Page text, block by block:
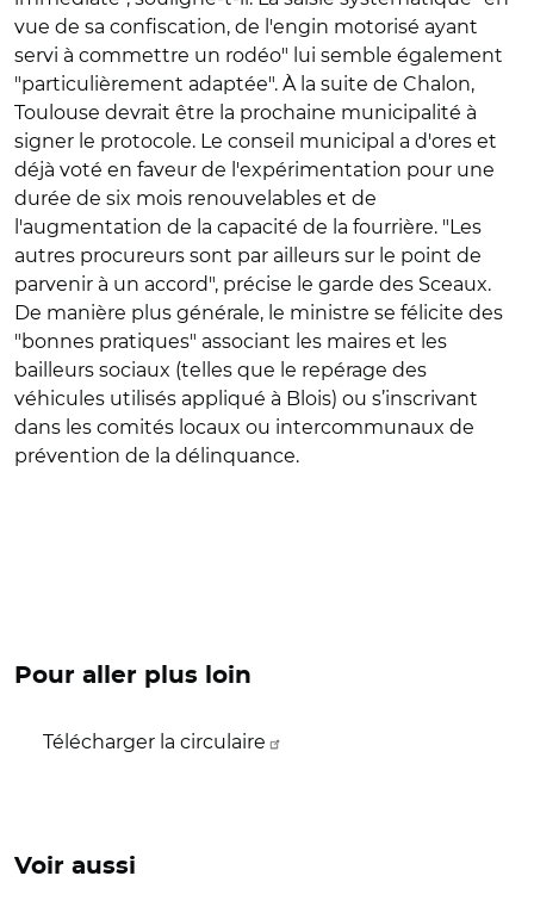
vue de sa confiscation, de l'engin motorisé ayant
servi à commettre un rodéo" lui semble également
"particulièrement adaptée". À la suite de Chalon,
Toulouse devrait être la prochaine municipalité à
signer le protocole. Le conseil municipal a d'ores et
déjà voté en faveur de l'expérimentation pour une
durée de six mois renouvelables et de
l'augmentation de la capacité de la fourrière. "Les
autres procureurs sont par ailleurs sur le point de
parvenir à un accord", précise le garde des Sceaux.
De manière plus générale, le ministre se félicite des
"bonnes pratiques" associant les maires et les
bailleurs sociaux (telles que le repérage des
véhicules utilisés appliqué à Blois) ou s’inscrivant
dans les comités locaux ou intercommunaux de
prévention de la délinquance.
Pour aller plus loin
Télécharger la circulaire
Voir aussi